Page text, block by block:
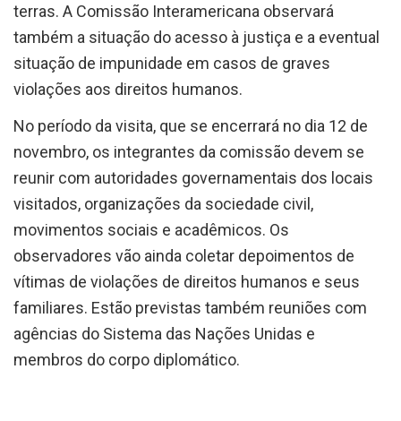
terras. A Comissão Interamericana observará
também a situação do acesso à justiça e a eventual
situação de impunidade em casos de graves
violações aos direitos humanos.
No período da visita, que se encerrará no dia 12 de
novembro, os integrantes da comissão devem se
reunir com autoridades governamentais dos locais
visitados, organizações da sociedade civil,
movimentos sociais e acadêmicos. Os
observadores vão ainda coletar depoimentos de
vítimas de violações de direitos humanos e seus
familiares. Estão previstas também reuniões com
agências do Sistema das Nações Unidas e
membros do corpo diplomático.